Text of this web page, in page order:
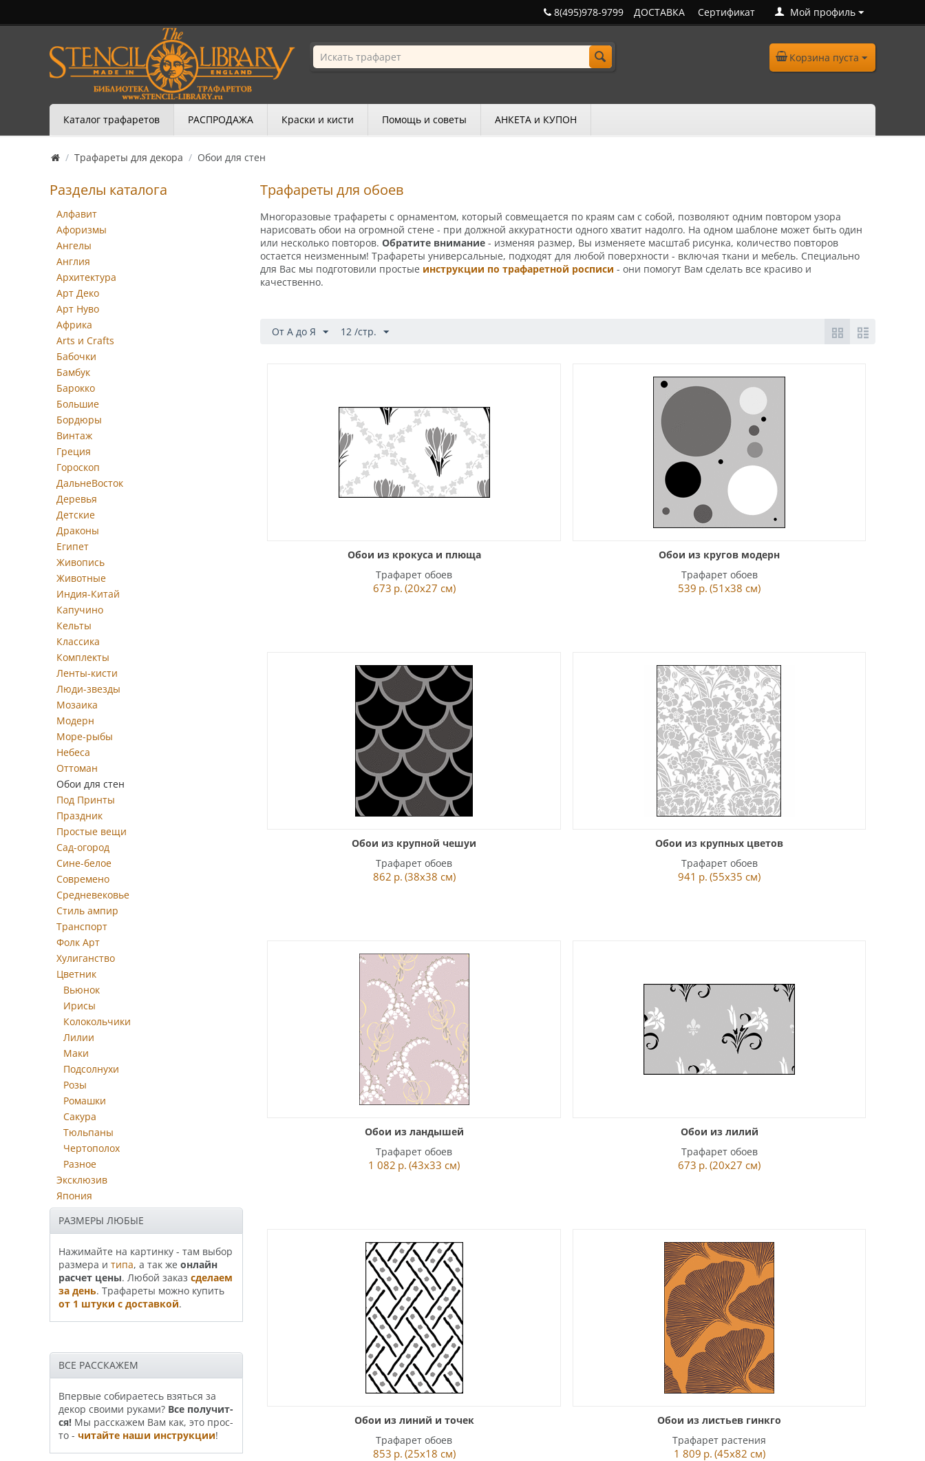
Мой профиль
ДОСТАВКА Сертификат
8(495)978-9799
Корзина пуста
Каталог трафаретов РАСПРОДАЖА Краски и кисти Помощь и советы АНКЕТА и КУПОН
/ Трафареты для декора / Обои для стен
Разделы каталога
Алфавит
Афоризмы
Ангелы
Англия
Архитектура
Арт Деко
Арт Нуво
Африка
Arts и Crafts
Бабочки
Бамбук
Барокко
Большие
Бордюры
Винтаж
Греция
Гороскоп
ДальнеВосток
Деревья
Детские
Драконы
Египет
Живопись
Животные
Индия-Китай
Капучино
Кельты
Классика
Комплекты
Ленты-кисти
Люди-звезды
Мозаика
Модерн
Море-рыбы
Небеса
Оттоман
Обои для стен
Под Принты
Праздник
Простые вещи
Сад-огород
Сине-белое
Современо
Средневековье
Стиль ампир
Транспорт
Фолк Арт
Хулиганство
Цветник
Вьюнок
Ирисы
Колокольчики
Лилии
Маки
Подсолнухи
Розы
Ромашки
Сакура
Тюльпаны
Чертополох
Разное
Эксклюзив
Япония
РАЗМЕРЫ ЛЮБЫЕ
На­жи­май­те на картинку - там выбор
размера и типа, а так же онлайн
рас­чет цены. Любой заказ сде­лаем
за день. Трафа­реты можно купить
от 1 штуки с доставкой.
ВСЕ РАССКАЖЕМ
Впервые собираетесь взяться за
декор своими руками? Все по­лу­чит­
ся! Мы расскажем Вам как, это прос­
то - читайте наши инструкции!
Трафареты для обоев
Многоразовые трафареты с орна­мен­том, кото­рый совмещается по краям сам с собой, позво­ляют одним повтором узо­ра
нарисовать обои на огромной стене - при должной акку­ратности одного хватит надолго. На одном шаблоне может быть один
или несколько повторов.Обратите внимание - изменяя размер, Вы изменяете масштаб рисунка, количество повторов
остается неизменным! Трафареты универсальные, подходят для любой поверхности - включая ткани и мебель. Специально
для Вас мы подготовили простые инструкции по трафаретной росписи - они помогут Вам сделать все красиво и
качественно.
От А до Я 12 /стр.
Обои из крокуса и плюща
Трафарет обоев
673 р. (20x27 см)
Обои из кругов модерн
Трафарет обоев
539 р. (51x38 см)
Обои из крупной чешуи
Трафарет обоев
862 р. (38x38 см)
Обои из крупных цветов
Трафарет обоев
941 р. (55x35 см)
Обои из ландышей
Трафарет обоев
1 082 р. (43x33 см)
Обои из лилий
Трафарет обоев
673 р. (20x27 см)
Обои из линий и точек
Трафарет обоев
853 р. (25x18 см)
Обои из листьев гинкго
Трафарет растения
1 809 р. (45x82 см)